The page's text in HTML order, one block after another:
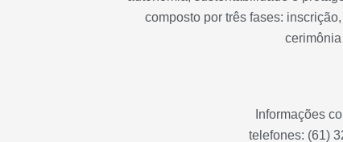
composto por três fases:
Informações
telefones: (61)